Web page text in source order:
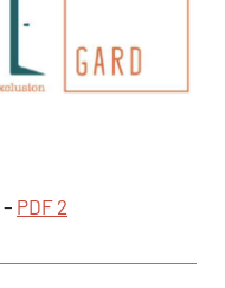
– PDF 2